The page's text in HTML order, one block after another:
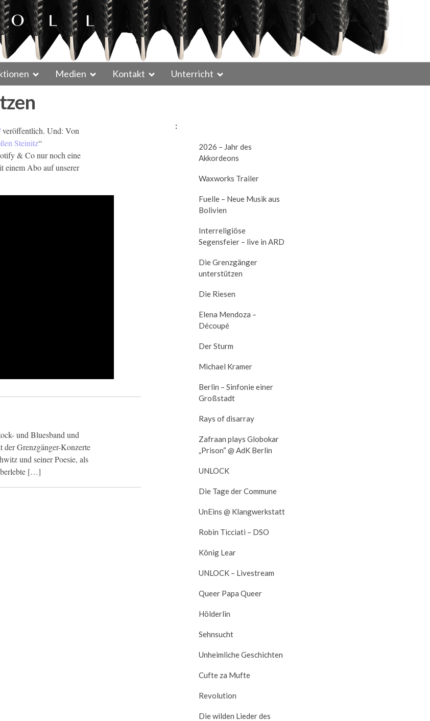
Medien Kontakt Unterricht
veröffentlich. Und: Von
Steinitz“
& Co nur noch eine
einem Abo auf unserer
und Bluesband und
der Grenzgänger-Konzerte
und seiner Poesie, als
[…]
:
2026 – Jahr des
Akkordeons
Waxworks Trailer
Fuelle – Neue Musik aus
Bolivien
Interreligiöse
Segensfeier – live in ARD
Die Grenzgänger
unterstützen
Die Riesen
Elena Mendoza –
Découpé
Der Sturm
Michael Kramer
Berlin – Sinfonie einer
Großstadt
Rays of disarray
Zafraan plays Globokar
„Prison“ @ AdK Berlin
UNLOCK
Die Tage der Commune
UnEins @ Klangwerkstatt
Robin Ticciati – DSO
König Lear
UNLOCK – Livestream
Queer Papa Queer
Hölderlin
Sehnsucht
Unheimliche Geschichten
Cufte za Mufte
Revolution
Die wilden Lieder des